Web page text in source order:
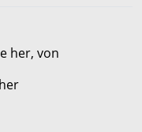
her, von